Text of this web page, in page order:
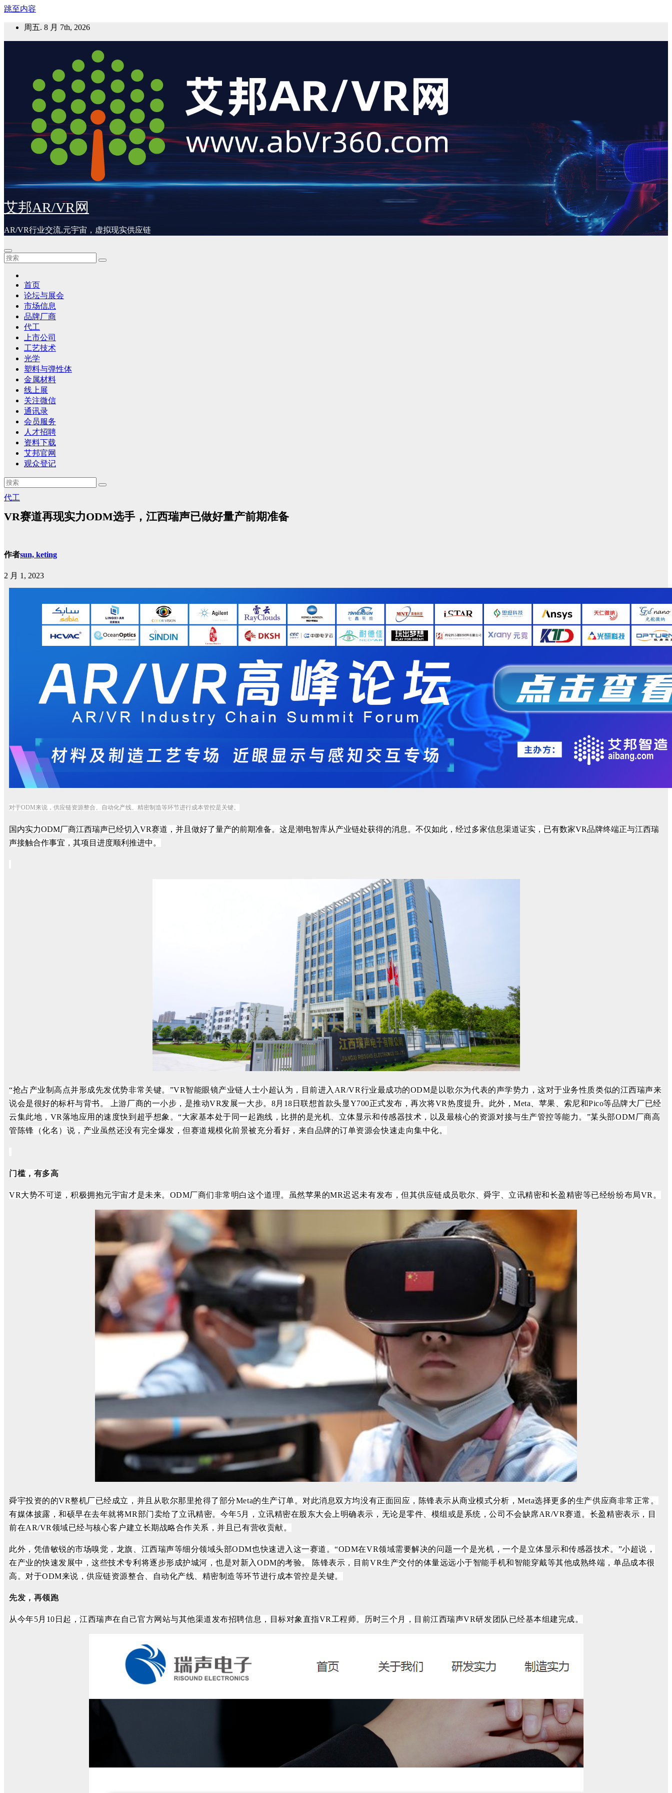
跳至内容
周五. 8 月 7th, 2026
艾邦AR/VR网
AR/VR行业交流,元宇宙，虚拟现实供应链
首页
论坛与展会
市场信息
品牌厂商
代工
上市公司
工艺技术
光学
塑料与弹性体
金属材料
线上展
关注微信
通讯录
会员服务
人才招聘
资料下载
艾邦官网
观众登记
代工
VR赛道再现实力ODM选手，江西瑞声已做好量产前期准备
作者sun, keting
2 月 1, 2023
对于ODM来说，供应链资源整合、自动化产线、精密制造等环节进行成本管控是关键。
国内实力ODM厂商江西瑞声已经切入VR赛道，并且做好了量产的前期准备。这是潮电智库从产业链处获得的消息。 不仅如此， 经过多家信息渠道证实，已有数家VR品牌终端正与江西瑞
声接触合作事宜，其项目进度顺利推进中。
“抢占产业制高点并形成先发优势非常关键。”VR智能眼镜产业链人士小超认为，目前进入AR/VR行业最成功的ODM是以歌尔为代表的声学势力，这对于业务性质类似的江西瑞声来
说会是很好的标杆与背书。
上游厂商的一小步，是推动VR发展一大步。 8月18日联想首款头显Y700正式发布，再次将VR热度提升。此外，Meta、苹果、索尼和Pico等品牌大厂已经
云集此地，VR落地应用的速度快到超乎想象。“大家基本处于同一起跑线，比拼的是光机、立体显示和传感器技术，以及最核心的资源对接与生产管控等能力。”某头部ODM厂商高
管陈锋（化名）说，产业虽然还没有完全爆发，但赛道规模化前景被充分看好，来自品牌的订单资源会快速走向集中化。
门槛，有多高
VR大势不可逆，积极拥抱元宇宙才是未来。ODM厂商们非常明白这个道理。 虽然苹果的MR迟迟未有发布，但其供应链成员歌尔、舜宇、立讯精密和长盈精密等已经纷纷布局VR。
舜宇投资的的VR整机厂已经成立，并且从歌尔那里抢得了部分Meta的生产订单。对此消息双方均没有正面回应，陈锋表示从商业模式分析，Meta选择更多的生产供应商非常正常。
有媒体披露，和硕早在去年就将MR部门卖给了立讯精密。今年5月，立讯精密在股东大会上明确表示，无论是零件、模组或是系统，公司不会缺席AR/VR赛道。 长盈精密表示，目
前在AR/VR领域已经与核心客户建立长期战略合作关系，并且已有营收贡献。
此外，凭借敏锐的市场嗅觉，龙旗、江西瑞声等细分领域头部ODM也快速进入这一赛道。“ODM在VR领域需要解决的问题一个是光机，一个是立体显示和传感器技术。”小超说，
在产业的快速发展中，这些技术专利将逐步形成护城河，也是对新入ODM的考验。
陈锋表示，目前VR生产交付的体量远远小于智能手机和智能穿戴等其他成熟终端，单品成本很
高。对于ODM来说，供应链资源整合、自动化产线、精密制造等环节进行成本管控是关键。
先发，再领跑
从今年5月10日起，江西瑞声在自己官方网站与其他渠道发布招聘信息，目标对象直指VR工程师。历时三个月，目前江西瑞声VR研发团队已经基本组建完成。